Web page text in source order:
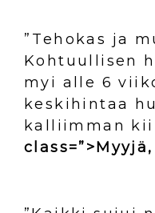
”Tehokas ja
Kohtuullisen
myi alle 6
keskihintaa
kalliimman